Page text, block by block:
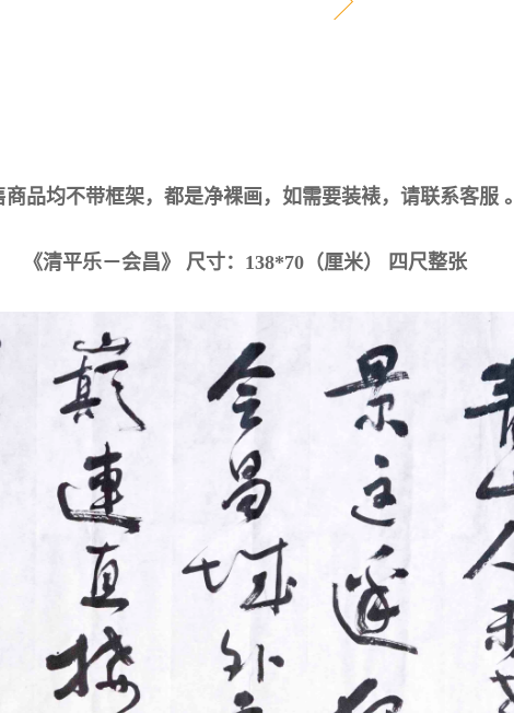
商品均不带框架，都是净裸画，如需要装裱，请联系客服 。
《清平乐－会昌》 尺寸：138*70（厘米） 四尺整张